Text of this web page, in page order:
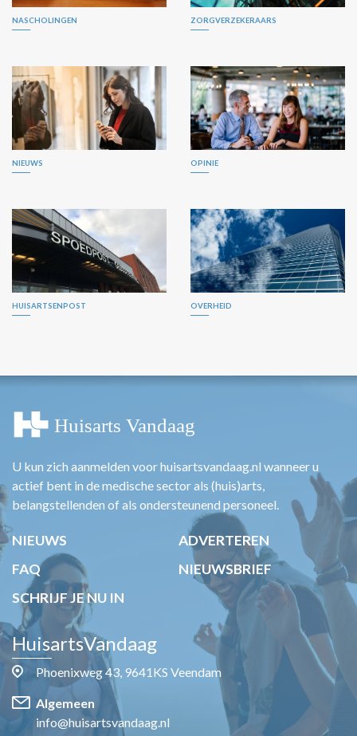
NASCHOLINGEN ZORGVERZEKERAARS
NIEUWS OPINIE
HUISARTSENPOST OVERHEID
U kun zich aanmelden voor huisartsvandaag.nl wanneer u
actief bent in de medische sector als (huis)arts,
belangstellenden of als ondersteunend personeel.
NIEUWS
ADVERTEREN
FAQ
NIEUWSBRIEF
SCHRIJF JE NU IN
HuisartsVandaag
Phoenixweg 43, 9641KS Veendam
Algemeen
info@huisartsvandaag.nl